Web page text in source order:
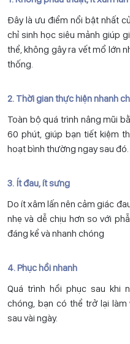
Đây là ưu điểm nổi bật nhất
chỉ sinh học siêu mảnh giúp
thể, không gây ra vết mổ lớn
thống.
2. Thời gian thực hiện nhanh
Toàn bộ quá trình nâng mũi
60 phút, giúp bạn tiết kiệm
hoạt bình thường ngay sau đó.
3. Ít đau, ít sưng
Do ít xâm lấn nên cảm giác
nhẹ và dễ chịu hơn so với
đáng kể và nhanh chóng
4. Phục hồi nhanh
Quá trình hồi phục sau khi
chóng, bạn có thể trở lại
sau vài ngày.